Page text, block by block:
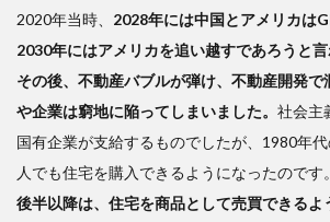
2020年当時、 2028年には中国とアメリカは
2030年にはアメリカを追い越すであろうと
その後、不動産バブルが弾け、不動産開発で
や企業は窮地に陥ってしまいました。 社会主
国有企業が支給するものでしたが、1980年
人でも住宅を購入できるようになったのです
後半以降は、住宅を商品として売買できるよ